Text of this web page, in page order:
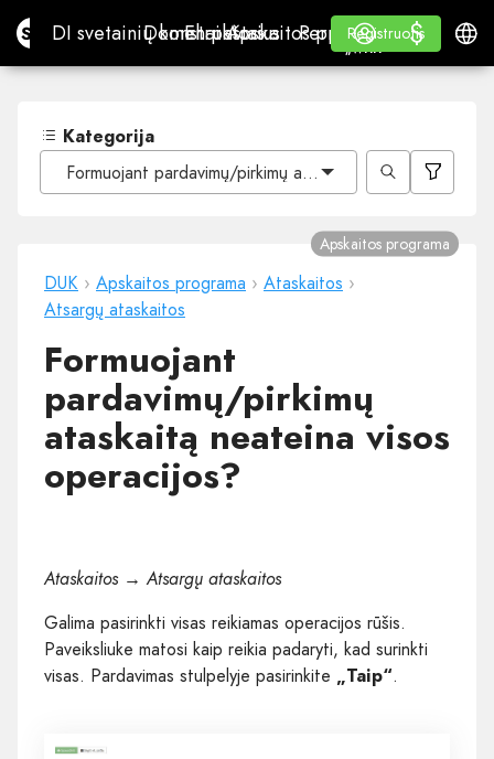
Site.proDI svetainių konstruktorius
DI svetainių konstruktorius
Domenai
DomenaiEl. paštas
El. paštasApskaitos programa
Apskaitos programa
Perpardavėjams
„WHITE LABEL“
Mokymasis
Mokymasis
Registruotis
Registruotis
Prisijungti
$
$
Kategorija
Formuojant pardavimų/pirkimų ataskaitą neateina visos
DUK › Apskaitos programa › Ataskaitos ›
Atsargų ataskaitos
Apskaitos programa
Formuojant
pardavimų/pirkimų
ataskaitą neateina visos
operacijos?
Ataskaitos → Atsargų ataskaitos
Galima pasirinkti visas reikiamas operacijos rūšis.
Paveiksliuke matosi kaip reikia padaryti, kad surinkti
visas. Pardavimas stulpelyje pasirinkite „Taip“.